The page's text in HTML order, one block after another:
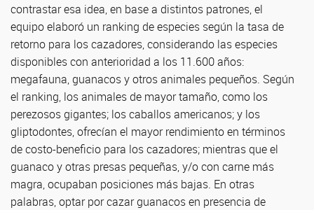
contrastar esa idea, en base a distintos patrones, el
equipo elaboró un ranking de especies según la tasa de
retorno para los cazadores, considerando las especies
disponibles con anterioridad a los 11.600 años:
megafauna, guanacos y otros animales pequeños. Según
el ranking, los animales de mayor tamaño, como los
perezosos gigantes; los caballos americanos; y los
gliptodontes, ofrecían el mayor rendimiento en términos
de costo-beneficio para los cazadores; mientras que el
guanaco y otras presas pequeñas, y/o con carne más
magra, ocupaban posiciones más bajas. En otras
palabras, optar por cazar guanacos en presencia de